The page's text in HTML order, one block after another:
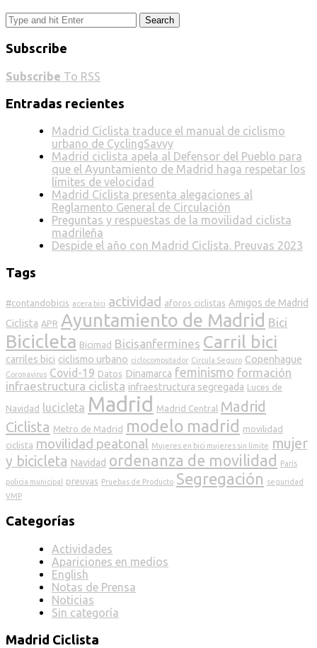
Search
Subscribe
Subscribe To RSS
Entradas recientes
Madrid Ciclista traduce el manual de ciclismo
urbano de CyclingSavvy
Madrid ciclista apela al Defensor del Pueblo para
que el Ayuntamiento de Madrid haga respetar los
límites de velocidad
Madrid Ciclista presenta alegaciones al
Reglamento General de Circulación
Preguntas y respuestas de la movilidad ciclista
madrileña
Despide el año con Madrid Ciclista. Preuvas 2023
Tags
#contandobicis acera bici actividad aforos ciclistas Amigos de Madrid
Ciclista APR Ayuntamiento de Madrid Bici
Bicicleta Bicimad Bicisanfermines Carril bici
carriles bici ciclismo urbano ciclocomputador Circula Seguro Copenhague
Coronavirus Covid-19 Datos Dinamarca feminismo formación
infraestructura ciclista infraestructura segregada Luces de
Navidad lucicleta Madrid Madrid Central Madrid
Ciclista Metro de Madrid modelo madrid
movilidad
ciclista movilidad peatonal Mujeres en bici mujeres sin límite mujer
y bicicleta Navidad ordenanza de movilidad París
policia municipal preuvas Pruebas de Producto Segregación seguridad
VMP
Categorías
Actividades
Apariciones en medios
English
Notas de Prensa
Noticias
Sin categoría
Madrid Ciclista